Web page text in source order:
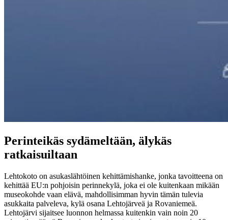
Perinteikäs sydämeltään, älykäs
ratkaisuiltaan
Lehtokoto on asukaslähtöinen kehittämishanke, jonka tavoitteena on
kehittää EU:n pohjoisin perinnekylä, joka ei ole kuitenkaan mikään
museokohde vaan elävä, mahdollisimman hyvin tämän tulevia
asukkaita palveleva, kylä osana Lehtojärveä ja Rovaniemeä.
Lehtojärvi sijaitsee luonnon helmassa kuitenkin vain noin 20